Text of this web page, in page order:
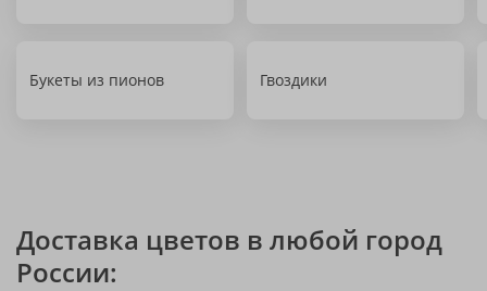
Букеты из пионов Гвоздики
Доставка цветов в любой город
России: